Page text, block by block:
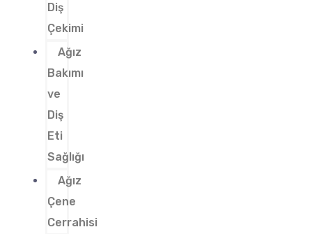
Diş
Çekimi
Ağız
Bakımı
ve
Diş
Eti
Sağlığı
Ağız
Çene
Cerrahisi